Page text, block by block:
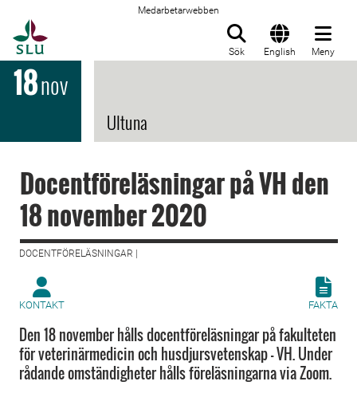
Medarbetarwebben
Sök English Meny
18nov
Ultuna
Docentföreläsningar på VH den
18 november 2020
DOCENTFÖRELÄSNINGAR |
KONTAKT FAKTA
Den 18 november hålls docentföreläsningar på fakulteten
för veterinärmedicin och husdjursvetenskap – VH. Under
rådande omständigheter hålls föreläsningarna via Zoom.